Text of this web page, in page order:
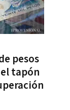
pesos
tapón